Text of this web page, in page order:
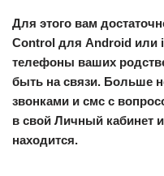
Для этого вам
Control для Android или
телефоны ваших
быть на связи. Больше
звонками и смс с
в свой Личный кабинет
находится.